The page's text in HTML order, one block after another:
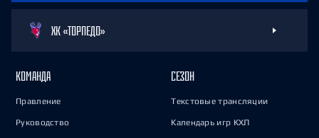
ХК «ТОРПЕДО»
КОМАНДА
Правление
Руководство
СЕЗОН
Текстовые трансляции
Календарь игр КХЛ